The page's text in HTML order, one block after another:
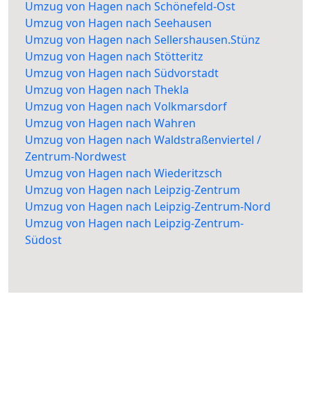
Umzug von Hagen nach Schönefeld-Ost
Umzug von Hagen nach Seehausen
Umzug von Hagen nach Sellershausen.Stünz
Umzug von Hagen nach Stötteritz
Umzug von Hagen nach Südvorstadt
Umzug von Hagen nach Thekla
Umzug von Hagen nach Volkmarsdorf
Umzug von Hagen nach Wahren
Umzug von Hagen nach Waldstraßenviertel /
Zentrum-Nordwest
Umzug von Hagen nach Wiederitzsch
Umzug von Hagen nach Leipzig-Zentrum
Umzug von Hagen nach Leipzig-Zentrum-Nord
Umzug von Hagen nach Leipzig-Zentrum-
Südost